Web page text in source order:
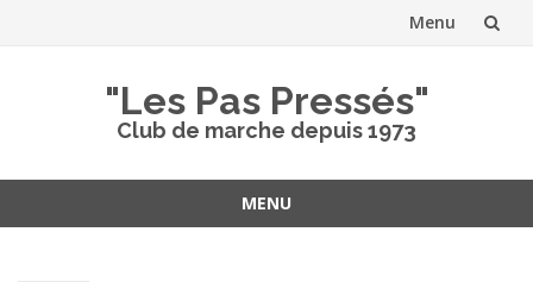
Menu
"Les Pas Pressés"
Club de marche depuis 1973
MENU